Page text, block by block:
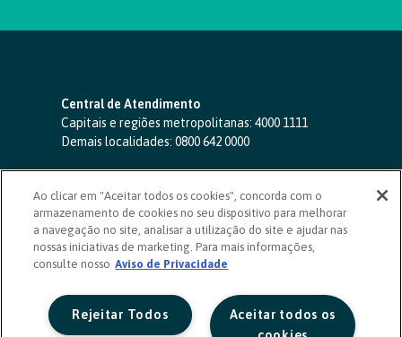
Central de Atendimento
Capitais e regiões metropolitanas: 4000 1111
Demais localidades: 0800 642 0000
SAC 24 horas-0800 724 4420
Ouvidoria
0800 725 0996
(de segunda a sexta, das 8h às 20h)
ouvidoriasicoob.com.br
Deficientes auditivos ou de fala
Ao clicar em "Aceitar todos os cookies", concorda com o
armazenamento de cookies no seu dispositivo para melhorar
a navegação no site, analisar a utilização do site e ajudar nas
nossas iniciativas de marketing. Para mais informações,
consulte nosso Aviso de Privacidade
Aceitar todos os
Rejeitar Todos